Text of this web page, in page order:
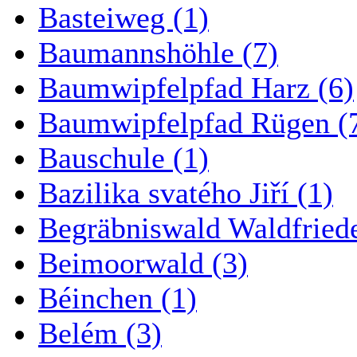
Basteiweg (1)
Baumannshöhle (7)
Baumwipfelpfad Harz (6)
Baumwipfelpfad Rügen
Bauschule (1)
Bazilika svatého Jiří (1)
Begräbniswald
Beimoorwald (3)
Béinchen (1)
Belém (3)